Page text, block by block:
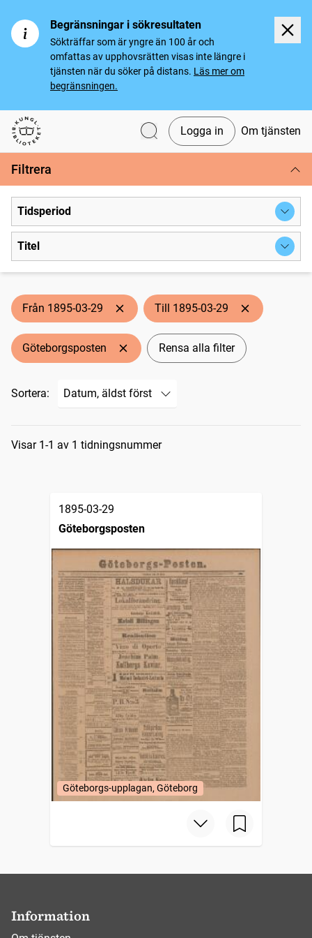
Begränsningar i sökresultaten
Sökträffar som är yngre än 100 år och
omfattas av upphovsrätten visas inte längre i
tjänsten när du söker på distans. Läs mer om
begränsningen.
Svenska tidningar
Logga in Om tjänsten
Filtrera
Tidsperiod
Titel
Från 1895-03-29 Till 1895-03-29
Göteborgsposten Rensa alla filter
Sortera:
Sökresultat
Visar 1-1 av 1 tidningsnummer
1895-03-29
Göteborgsposten
Göteborgs-upplagan, Göteborg
Information